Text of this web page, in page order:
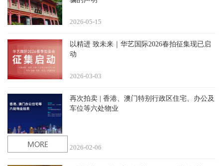
15
2026-05
以精进 致未来｜华艺国际2026春拍征集现已启
动
03
2026-03
再次拍卖 | 香港、澳门特别行政区住宅、办公及
车位等六处物业
06
2026-02